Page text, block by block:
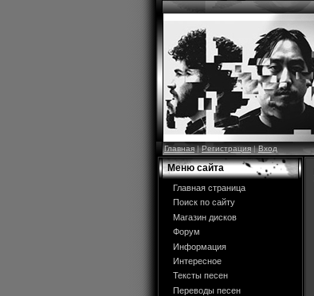
Главная|Регистрация|Вход
Меню сайта
Главная страница
Поиск по сайту
Магазин дисков
Форум
Информация
Интересное
Тексты песен
Переводы песен